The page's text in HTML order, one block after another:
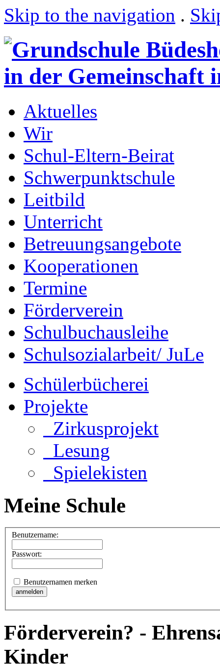
Skip to the navigation .
Aktuelles
Wir
Schul-Eltern-Beirat
Schwerpunktschule
Leitbild
Unterricht
Betreuungsangebote
Kooperationen
Termine
Förderverein
Schulbuchausleihe
Schulsozialarbeit/ JuLe
Schülerbücherei
Projekte
Zirkusprojekt
Lesung
Spielekisten
Meine Schule
Benutzername:
Passwort:
Benutzernamen merken
Förderverein? -
Kinder